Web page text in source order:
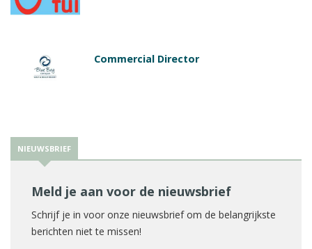
Commercial Director
NIEUWSBRIEF
Meld je aan voor de nieuwsbrief
Schrijf je in voor onze nieuwsbrief om de belangrijkste
berichten niet te missen!